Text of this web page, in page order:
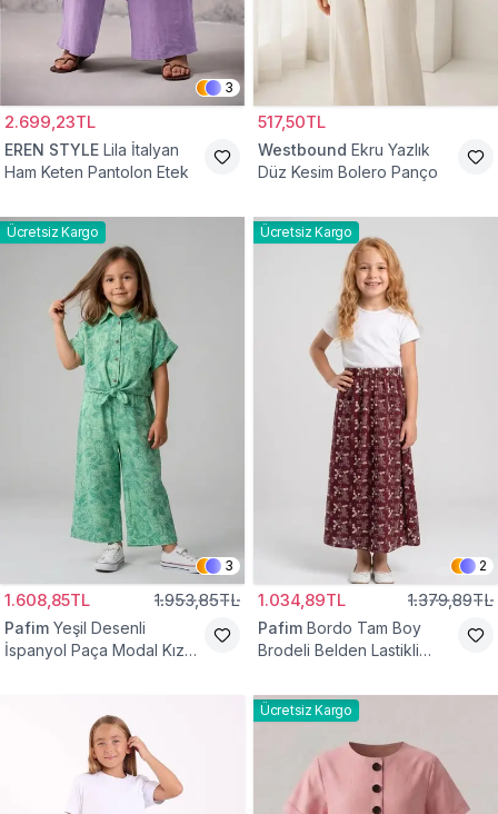
3
2.699,23TL
EREN STYLE Lila İtalyan
Ham Keten Pantolon Etek
517,50TL
Westbound Ekru Yazlık
Düz Kesim Bolero Panço
Ücretsiz Kargo
3
1.608,85TL 1.953,85TL
Pafim Yeşil Desenli
İspanyol Paça Modal Kız
Ücretsiz Kargo
2
1.034,89TL 1.379,89TL
Pafim Bordo Tam Boy
Brodeli Belden Lastikli
Ücretsiz Kargo